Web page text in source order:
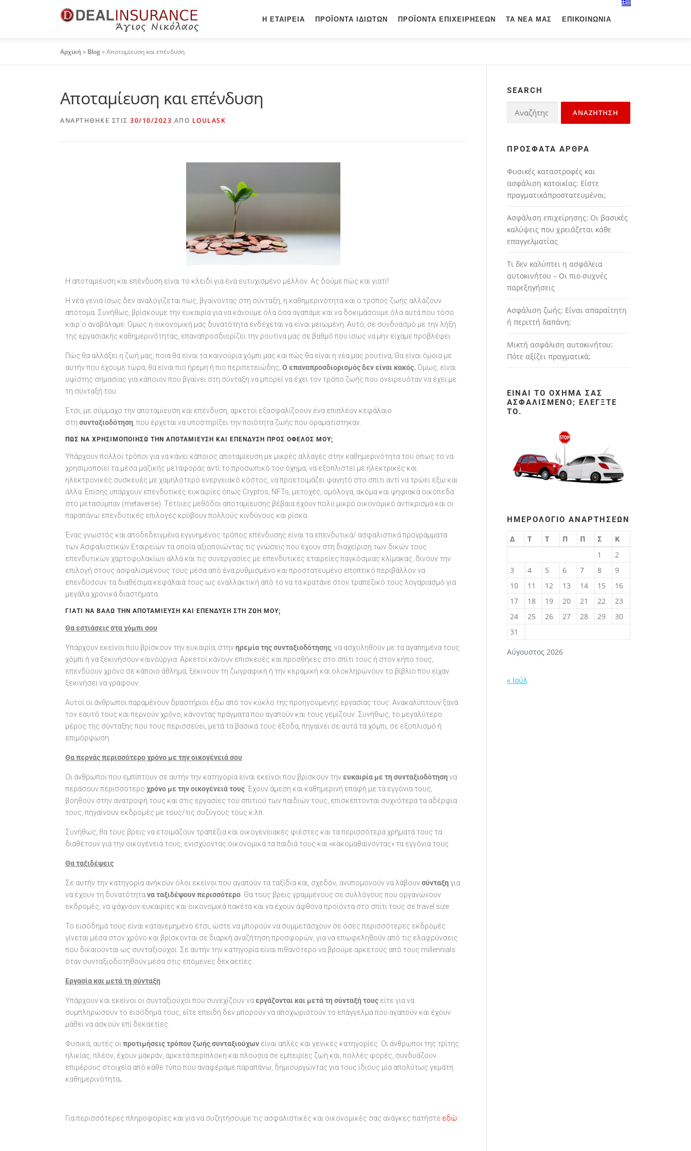
Η ΕΤΑΙΡΕΊΑ ΠΡΟΪΌΝΤΑ ΙΔΙΩΤΏΝ ΠΡΟΪΌΝΤΑ ΕΠΙΧΕΙΡΉΣΕΩΝ ΤΑ ΝΈΑ ΜΑΣ ΕΠΙΚΟΙΝΩΝΊΑ
Αρχική » Blog»Αποταμίευση και επένδυση
Αποταμίευση και επένδυση
ΑΝΑΡΤΉΘΗΚΕ ΣΤΙΣ 30/10/2023 ΑΠΌ LOULASK
Η αποταμίευση και επένδυση είναι το κλειδί για ένα ευτυχισμένο μέλλον. Ας δούμε πώς και γιατί!
Η νέα γενιά ίσως δεν αναλογίζεται πως, βγαίνοντας στη σύνταξη, η καθημερινότητα και ο τρόπος ζωής αλλάζουν
απότομα. Συνήθως, βρίσκουμε την ευκαιρία για να κάνουμε όλα όσα αγαπάμε και να δοκιμάσουμε όλα αυτά που τόσο
καιρ΄ο αναβάλαμε. Όμως η οικονομική μας δυνατότητα ενδέχεται να είναι μειωμένη. Αυτό, σε συνδυασμό με την λήξη
της εργασιακής καθημερινότητας, επαναπροσδιορίζει την ρουτίνα μας σε βαθμό που ίσως να μην είχαμε προβλέψει.
Πώς θα αλλάξει η ζωή μας, ποια θα είναι τα καινούρια χόμπι μας και πώς θα είναι η νέα μας ρουτίνα; Θα είναι όμοια με
αυτήν που έχουμε τώρα, θα είναι πιο ήρεμη ή πιο περιπετειώδης; Ο επαναπροσδιορισμός δεν είναι κακός. Όμως, είναι
υψίστης σημασίας για κάποιον που βγαίνει στη σύνταξη να μπορεί να έχει τον τρόπο ζωής που ονειρευόταν να έχει με
τη σύνταξή του.
Έτσι, με σύμμαχο την αποταμίευση και επένδυση, αρκετοί εξασφαλίζοουν ένα επιπλέον κεφάλαιο
στη συνταξιοδότηση , που έρχεται να υποστηρίξει την ποιότητα ζωής που οραματίστηκαν.
ΠΏΣ ΝΑ ΧΡΗΣΙΜΟΠΟΙΉΣΩ ΤΗΝ ΑΠΟΤΑΜΊΕΥΣΗ ΚΑΙ ΕΠΈΝΔΥΣΗ ΠΡΟΣ ΌΦΕΛΟΣ ΜΟΥ;
Υπάρχουν πολλοί τρόποι για να κάνει κάποιος αποταμίευση με μικρές αλλαγές στην καθημερινότητα του όπως το να
χρησιμοποιεί τα μέσα μαζικής μεταφοράς αντί το προσωπικό του όχημα, να εξοπλιστεί με ηλεκτρικές και
ηλεκτρονικές συσκευές με χαμηλότερο ενεργειακό κόστος, να προετοιμάζει φαγητό στο σπίτι αντί να τρώει έξω και
άλλα. Επίσης υπάρχουν επενδυτικές ευκαιρίες όπως Cryptos, NFTs, μετοχές, ομόλογα, ακόμα και ψηφιακά οικόπεδα
στο μετασύμπαν (metaverse). Τέτοιες μεθόδοι αποταμίευσης βέβαια έχουν πολύ μικρό οικονομικό αντίκρισμα και οι
παραπάνω επενδυτικές επιλογές κρύβουν πολλούς κινδύνους και ρίσκα.
Ένας γνωστός και αποδεδειγμένα εγγυημένος τρόπος επένδυσης είναι τα επενδυτικά/ ασφαλιστικά προγράμματα
των Ασφαλιστικών Εταιρειών τα οποία αξιοποιώντας τις γνώσεις που έχουν στη διαχείριση των δικών τους
επενδυτικών χαρτοφυλακίων αλλά και τις συνεργασίες με επενδυτικές εταιρείες παγκόσμιας κλίμακας, δίνουν την
επιλογή στους ασφαλισμένους τους μέσα από ένα ρυθμισμένο και προστατευμένο εποπτικό περιβάλλον να
επενδύσουν τα διαθέσιμα κεφάλαιά τους ως εναλλακτική από το να τα κρατάνε στον τραπεζικό τους λογαριασμό για
μεγάλα χρονικά διαστήματα.
ΓΙΑΤΊ ΝΑ ΒΆΛΩ ΤΗΝ ΑΠΟΤΑΜΊΕΥΣΗ ΚΑΙ ΈΠΕΝΔΥΣΗ ΣΤΗ ΖΩΉ ΜΟΥ;
Θα εστιάσεις στα χόμπι σου
Υπάρχουν εκείνοι που βρίσκουν την ευκαιρία, στηνηρεμία της συνταξιοδότησης , να ασχοληθούν με τα αγαπημένα τους
χόμπι ή να ξεκινήσουν καινούργια. Αρκετοί κάνουν επισκευές και προσθήκες στο σπίτι τους ή στον κήπο τους,
επενδύουν χρόνο σε κάποιο άθλημα, ξεκινούν τη ζωγραφική ή την κεραμική και ολοκληρώνουν το βιβλίο που είχαν
ξεκινήσει να γράφουν.
Αυτοί οι άνθρωποι παραμένουν δραστήριοι έξω από τον κύκλο της προηγούμενης εργασίας τους. Ανακαλύπτουν ξανά
τον εαυτό τους και περνούν χρόνο, κάνοντας πράγματα που αγαπούν και τους γεμίζουν. Συνήθως, το μεγαλύτερο
μέρος της σύνταξης που τους περισσεύει, μετά τα βασικά τους έξοδα, πηγαίνει σε αυτά τα χόμπι, σε εξοπλισμό ή
επιμόρφωση.
Θα περνάς περισσότερο χρόνο με την οικογένειά σου
Οι άνθρωποι που εμπίπτουν σε αυτήν την κατηγορία είναι εκείνοι που βρίσκουν τηνευκαιρία με τη συνταξιοδότηση να
περάσουν περισσότερο χρόνο με την οικογένειά τους . Έχουν άμεση και καθημερινή επαφή με τα εγγόνια τους,
βοηθούν στην ανατροφή τους και στις εργασίες του σπιτιού των παιδιών τους, επισκέπτονται συχνότερα τα αδέρφια
τους, πηγαίνουν εκδρομές με τους/τις συζύγους τους κ.λπ.
Συνήθως, θα τους βρεις να ετοιμάζουν τραπέζια και οικογενειακές φιέστες και τα περισσότερα χρήματά τους τα
διαθέτουν για την οικογένειά τους, ενισχύοντας οικονομικά τα παιδιά τους και «κακομαθαίνοντας» τα εγγόνια τους.
Θα ταξιδέψεις
Σε αυτήν την κατηγορία ανήκουν όλοι εκείνοι που αγαπούν τα ταξίδια και, σχεδόν, ανυπομονούν να λάβουνσύνταξη για
να έχουν τη δυνατότητα να ταξιδέψουν περισσότερο . Θα τους βρεις γραμμένους σε συλλόγους που οργανώνουν
εκδρομές, να ψάχνουν ευκαιρίες και οικονομικά πακέτα και να έχουν άφθονα προϊόντα στο σπίτι τους σε travel size.
Το εισόδημά τους είναι κατανεμημένο έτσι, ώστε να μπορούν να συμμετάσχουν σε όσες περισσότερες εκδρομές
γίνεται μέσα στον χρόνο και βρίσκονται σε διαρκή αναζήτηση προσφορών, για να επωφεληθούν από τις ελαφρύνσεις
που δικαιούνται ως συνταξιούχοι. Σε αυτήν την κατηγορία είναι πιθανότερο να βρούμε αρκετούς από τους millennials
όταν συνταξιοδοτηθούν μέσα στις επόμενες δεκαετίες.
Εργασία και μετά τη σύνταξη
Υπάρχουν και εκείνοι οι συνταξιούχοι που συνεχίζουν να εργάζονται και μετά τη σύνταξή τους είτε για να
συμπληρώσουν το εισόδημά τους, είτε επειδή δεν μπορούν να αποχωριστούν το επάγγελμα που αγαπούν και έχουν
μάθει να ασκούν επί δεκαετίες.
Φυσικά, αυτές οι προτιμήσεις τρόπου ζωής συνταξιούχων είναι απλές και γενικές κατηγορίες. Οι άνθρωποι της τρίτης
ηλικίας, πλέον, έχουν μακράν, αρκετά περίπλοκη και πλούσια σε εμπειρίες ζωή και, πολλές φορές, συνδυάζουν
επιμέρους στοιχεία από κάθε τύπο που αναφέραμε παραπάνω, δημιουργώντας για τους ίδιους μία απολύτως γεμάτη
καθημερινότητα.
Για περισσότερες πληροφορίες και για να συζητήσουμε τις ασφαλιστικές και οικονομικές σας ανάγκες πατήστε εδώ
SEARCH
ΠΡΌΣΦΑΤΑ ΆΡΘΡΑ
Φυσικές καταστροφές και
ασφάλιση κατοικίας: Είστε
πραγματικάπροστατευμένοι;
Ασφάλιση επιχείρησης: Οι βασικές
καλύψεις που χρειάζεται κάθε
επαγγελματίας
Τι δεν καλύπτει η ασφάλεια
αυτοκινήτου – Οι πιο συχνές
παρεξηγήσεις
Ασφάλιση ζωής: Είναι απαραίτητη
ή περιττή δαπάνη;
Μικτή ασφάλιση αυτοκινήτου:
Πότε αξίζει πραγματικά;
ΕΊΝΑΙ ΤΟ ΌΧΗΜΆ ΣΑΣ
ΑΣΦΑΛΙΣΜΈΝΟ; ΕΛΈΓΞΤΕ
ΤΟ.
ΗΜΕΡΟΛΌΓΙΟ ΑΝΑΡΤΉΣΕΩΝ
Αύγουστος 2026
Δ Τ Τ Π Π Σ
Κ
1
2
3
4 5 6 7 8
9
10
11 12 13 14 15
16
17
18 19 20 21 22
23
24
25 26 27 28 29
30
31
« Ιούλ